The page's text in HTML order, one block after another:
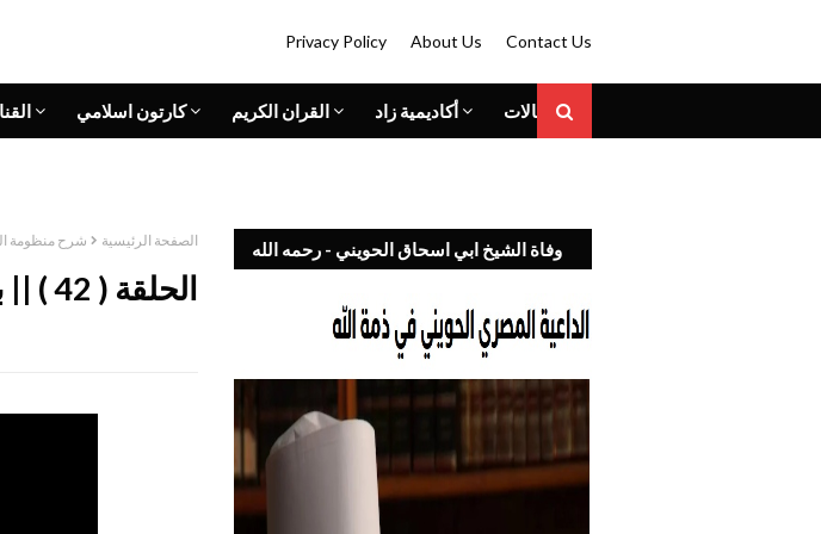
Privacy Policy About Us Contact Us
كارتون اسلامي القران الكريم أكاديمية زاد المقالات
الصفحة الرئيسية شرح منظومة
الحلقة ( 42 ) || باب المد ـ 3 ـ مد الصلة
وفاة الشيخ ابي اسحاق الحويني - رحمه الله